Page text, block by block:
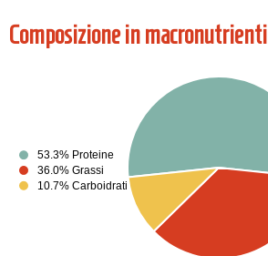
Composizione in macronutrienti
53.3% Proteine
36.0% Grassi
10.7% Carboidrati